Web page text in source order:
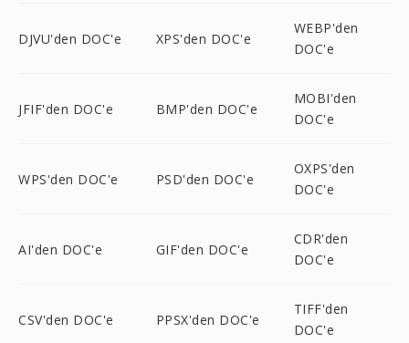
DJVU'den DOC'e XPS'den DOC'e
WEBP'den
DOC'e
JFIF'den DOC'e BMP'den DOC'e
MOBI'den
DOC'e
WPS'den DOC'e PSD'den DOC'e
OXPS'den
DOC'e
AI'den DOC'e GIF'den DOC'e
CDR'den
DOC'e
CSV'den DOC'e PPSX'den DOC'e
TIFF'den
DOC'e